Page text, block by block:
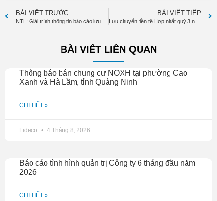
BÀI VIẾT TRƯỚC BÀI VIẾT TIẾP
Lưu chuyển tiền tệ Hợp nhất quý 3 năm 2017 (điều chỉnh)
BÀI VIẾT LIÊN QUAN
Thông báo bán chung cư NOXH tại phường Cao
Xanh và Hà Lầm, tỉnh Quảng Ninh
CHI TIẾT »
Lideco 4 Tháng 8, 2026
Báo cáo tình hình quản trị Công ty 6 tháng đầu năm
2026
CHI TIẾT »